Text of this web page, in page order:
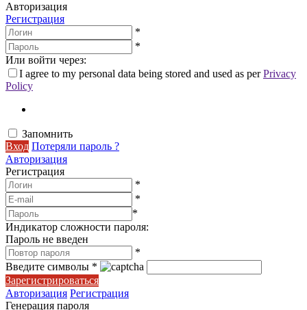
Авторизация
Регистрация
*
*
Или войти через:
I agree to my personal data being stored and used as perPrivacy
Policy
Запомнить
Вход Потеряли пароль ?
Авторизация
Регистрация
*
*
*
Индикатор сложности пароля:
Пароль не введен
*
Введите символы *
Зарегистрироваться
Авторизация Регистрация
Генерация пароля